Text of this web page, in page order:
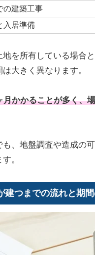
の建築工事
入居準備
を所有している場合
大きく異なります。
月かかることが多く、
、地盤調査や造成の
。
建つまでの流れと期